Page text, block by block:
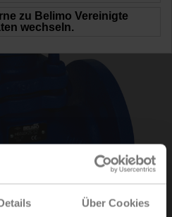
Über Cookies
zu Belimo Vereinigte
wechseln.